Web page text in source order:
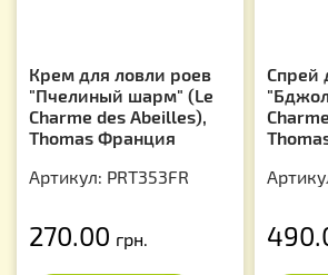
Крем для ловли роев
"Пчелиный шарм" (Le
Charme des Abeilles),
Thomas Франция
Артикул: PRT353FR
270.00 грн.
Спрей